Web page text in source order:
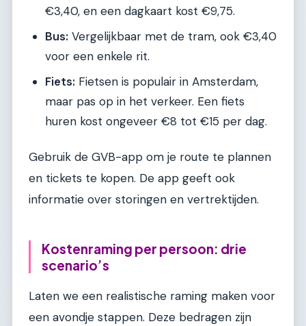
€3,40, en een dagkaart kost €9,75.
Bus: Vergelijkbaar met de tram, ook €3,40
voor een enkele rit.
Fiets: Fietsen is populair in Amsterdam,
maar pas op in het verkeer. Een fiets
huren kost ongeveer €8 tot €15 per dag.
Gebruik de GVB-app om je route te plannen
en tickets te kopen. De app geeft ook
informatie over storingen en vertrektijden.
Kostenraming per persoon: drie
scenario’s
Laten we een realistische raming maken voor
een avondje stappen. Deze bedragen zijn